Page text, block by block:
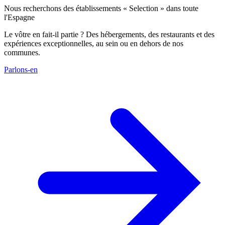
Nous recherchons des établissements « Selection » dans toute
l'Espagne
Le vôtre en fait-il partie ? Des hébergements, des restaurants et des
expériences exceptionnelles, au sein ou en dehors de nos
communes.
Parlons-en